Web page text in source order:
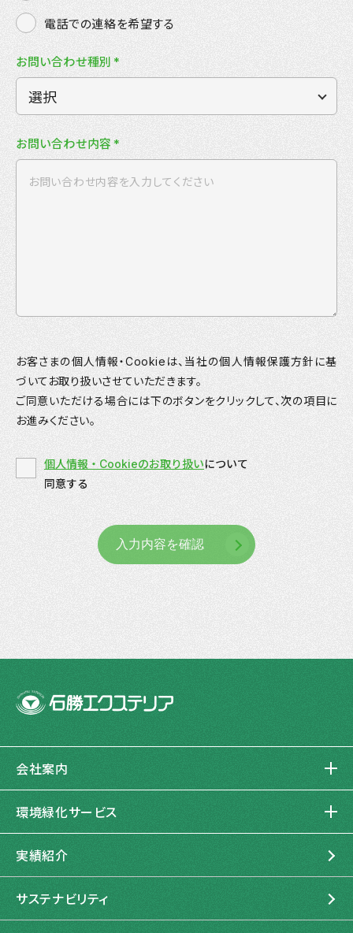
電話での連絡を希望する
お問い合わせ種別 *
お問い合わせ内容 *
お客さまの個人情報・Cookieは、当社の個人情報保護方針に基
づいてお取り扱いさせていただきます。
ご同意いただける場合には下のボタンをクリックして、次の項目に
お進みください。
個人情報・Cookieのお取り扱いについて
同意する
入力内容を確認
会社案内
企業理念
私たちの起源と進化
石勝エクステリアの歩み
環境緑化サービス
造園建設
管理運営
実績紹介
サステナビリティ